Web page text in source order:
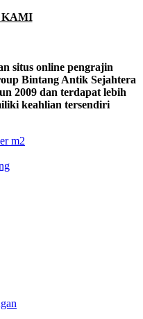
KAMI
situs online pengrajin
Bintang Antik Sejahtera
2009 dan terdapat lebih
keahlian tersendiri
m2